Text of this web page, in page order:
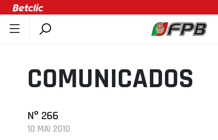
DOCUMENTOS
ÚLTIMAS
ASSOCIAÇÕES
CLUBES
COMUNICADOS
Nº 266
10 MAI 2010